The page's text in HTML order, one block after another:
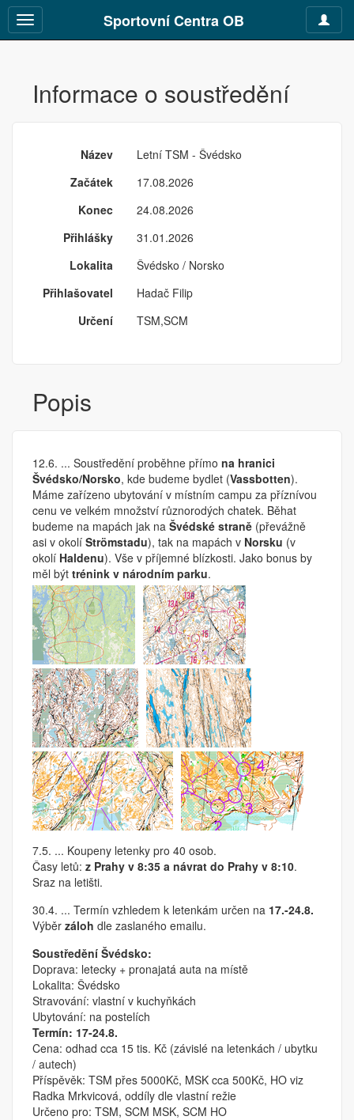
Toggle
navigation
Toggle
Sportovní Centra OB
Informace o soustředění
Název
Letní TSM - Švédsko
Začátek
17.08.2026
Konec
24.08.2026
Přihlášky
31.01.2026
Lokalita
Švédsko / Norsko
Přihlašovatel
Hadač Filip
Určení
TSM,SCM
Popis
12.6. ... Soustředění proběhne přímo na hranici
Švédsko/Norsko, kde budeme bydlet (Vassbotten).
Máme zařízeno ubytování v místním campu za příznívou
cenu ve velkém množství různorodých chatek. Běhat
budeme na mapách jak na Švédské straně (převážně
asi v okolí Strömstadu), tak na mapách v Norsku (v
okolí Haldenu). Vše v příjemné blízkosti. Jako bonus by
měl být trénink v národním parku.
7.5. ... Koupeny letenky pro 40 osob.
Časy letů: z Prahy v 8:35 a návrat do Prahy v 8:10.
Sraz na letišti.
30.4. ... Termín vzhledem k letenkám určen na 17.-24.8.
Výběr záloh dle zaslaného emailu.
Soustředění Švédsko:
Doprava: letecky + pronajatá auta na místě
Lokalita: Švédsko
Stravování: vlastní v kuchyňkách
Ubytování: na postelích
Termín: 17-24.8.
Cena: odhad cca 15 tis. Kč (závislé na letenkách / ubytku
/ autech)
Příspěvěk: TSM přes 5000Kč, MSK cca 500Kč, HO viz
Radka Mrkvicová, oddíly dle vlastní režie
Určeno pro: TSM, SCM MSK, SCM HO